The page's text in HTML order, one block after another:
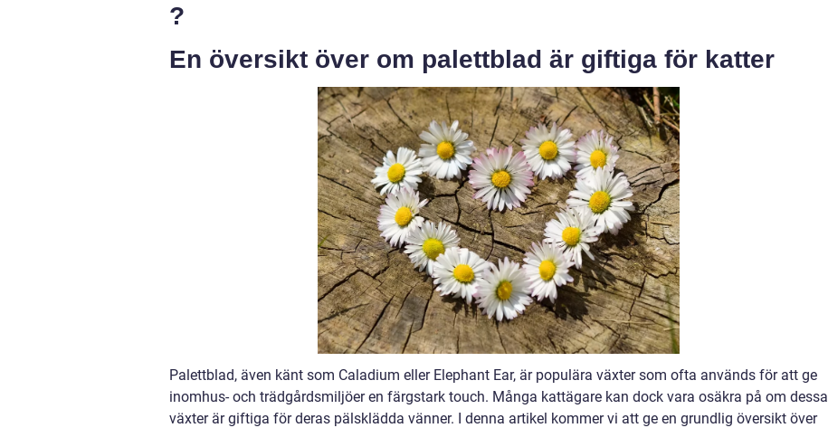
?
En översikt över om palettblad är giftiga för katter
Palettblad, även känt som Caladium eller Elephant Ear, är populära växter som ofta används för att ge
inomhus- och trädgårdsmiljöer en färgstark touch. Många kattägare kan dock vara osäkra på om dessa
växter är giftiga för deras pälsklädda vänner. I denna artikel kommer vi att ge en grundlig översikt över